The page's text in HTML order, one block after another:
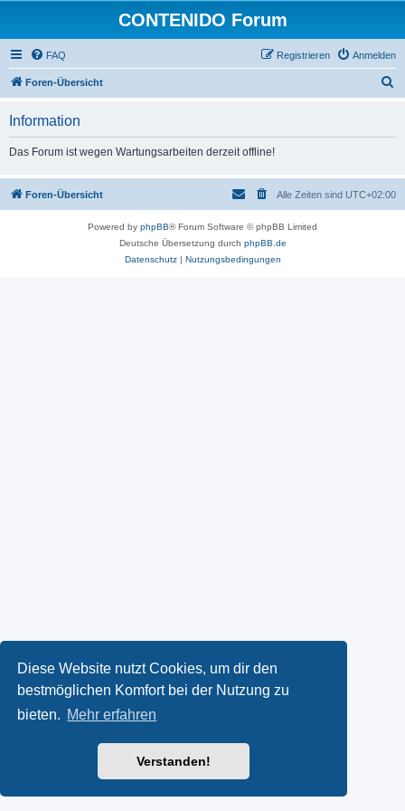
Diese Website nutzt Cookies, um dir den
bestmöglichen Komfort bei der Nutzung zu
bieten. Mehr erfahren
Verstanden!
CONTENIDO Forum
FAQ Anmelden
Registrieren
Foren-Übersicht
Information
Das Forum ist wegen Wartungsarbeiten derzeit offline!
Foren-Übersicht Alle Zeiten sind UTC+02:00
Powered by phpBB® Forum Software © phpBB Limited
Deutsche Übersetzung durch phpBB.de
Datenschutz| Nutzungsbedingungen